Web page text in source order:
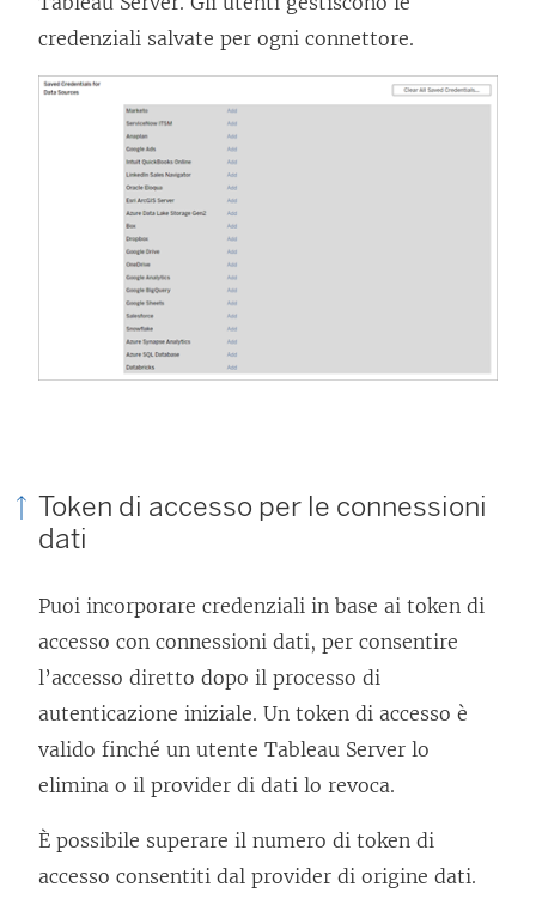
credenziali salvate per ogni connettore.
Token di accesso per le connessioni
dati
Puoi incorporare credenziali in base ai token di
accesso con connessioni dati, per consentire
l’accesso diretto dopo il processo di
autenticazione iniziale. Un token di accesso è
valido finché un utente Tableau Server lo
elimina o il provider di dati lo revoca.
È possibile superare il numero di token di
accesso consentiti dal provider di origine dati.